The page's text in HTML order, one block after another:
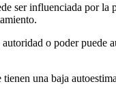
ser influenciada por la
o poder puede
tienen una baja